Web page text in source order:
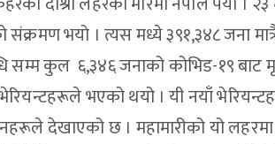
संक्रमण भयो । त्यस मध्ये ३९१,३४८ जना
कुल ६,३४६ जनाको कोभिड-१९ बाट
भएको थयो । यी नयाँ
देखाएको छ । महामारीको यो